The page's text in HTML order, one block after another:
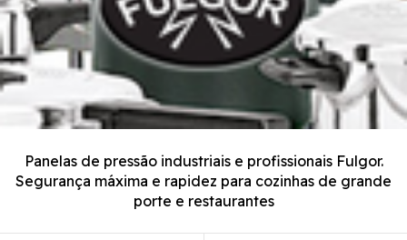
Panelas de pressão industriais e profissionais Fulgor.
Segurança máxima e rapidez para cozinhas de grande
porte e restaurantes